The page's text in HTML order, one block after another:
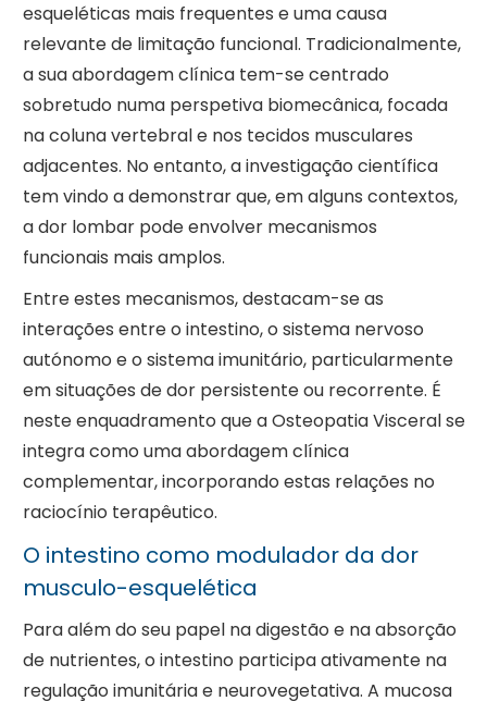
esqueléticas mais frequentes e uma causa
relevante de limitação funcional. Tradicionalmente,
a sua abordagem clínica tem-se centrado
sobretudo numa perspetiva biomecânica, focada
na coluna vertebral e nos tecidos musculares
adjacentes. No entanto, a investigação científica
tem vindo a demonstrar que, em alguns contextos,
a dor lombar pode envolver mecanismos
funcionais mais amplos.
Entre estes mecanismos, destacam-se as
interações entre o intestino, o sistema nervoso
autónomo e o sistema imunitário, particularmente
em situações de dor persistente ou recorrente. É
neste enquadramento que a Osteopatia Visceral se
integra como uma abordagem clínica
complementar, incorporando estas relações no
raciocínio terapêutico.
O intestino como modulador da dor
musculo-esquelética
Para além do seu papel na digestão e na absorção
de nutrientes, o intestino participa ativamente na
regulação imunitária e neurovegetativa. A mucosa